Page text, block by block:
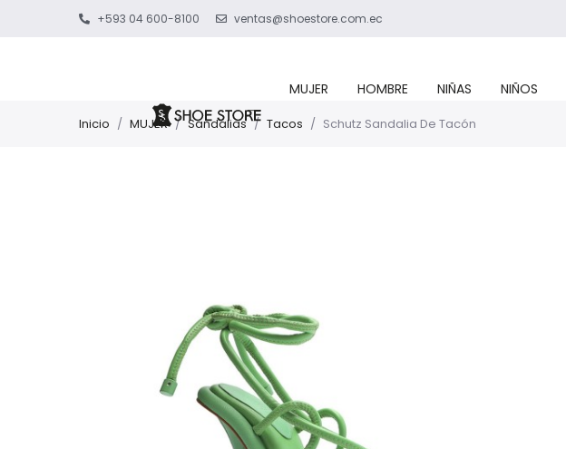
+593 04 600-8100 ventas@shoestore.com.ec
MUJER HOMBRE NIÑAS NIÑOS
Inicio / MUJER / Sandalias / Tacos / Schutz Sandalia De Tacón